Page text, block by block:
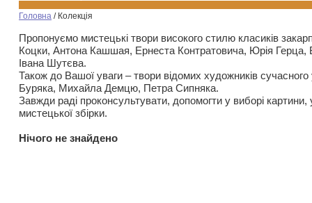
Головна / Колекція
Пропонуємо мистецькі твори високого стилю класиків
Коцки, Антона Кашшая, Ернеста Контратовича, Юрія
Івана Шутєва.
Також до Вашої уваги – твори відомих художників
Буряка, Михайла Демцю, Петра Сипняка.
Завжди раді проконсультувати, допомогти у виборі картини,
мистецької збірки.
Нiчого не знайдено